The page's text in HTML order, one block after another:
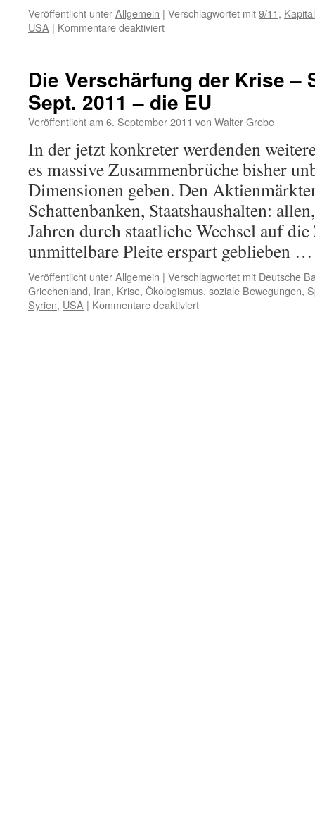
Veröffentlicht unterAllgemein | Verschlagwortet mit9/11,
USA | Kommentare deaktiviertfür
globale
kapitalistische
Krise
–
Hinweise
aus
Großbritannien
Die Verschärfung der Krise –
Sept. 2011 – die EU
Veröffentlicht am 6. September 2011 von Walter Grobe
In der jetzt konkreter werdenden
es massive Zusammenbrüche bisher
Dimensionen geben. Den
Schattenbanken, Staatshaushalten:
Jahren durch staatliche Wechsel auf
unmittelbare Pleite erspart geblieben
Veröffentlicht unterAllgemein | Verschlagwortet mit Deutsche
Griechenland, Iran, Krise, Ökologismus, soziale Bewegungen,
Syrien, USA | Kommentare deaktiviertfür